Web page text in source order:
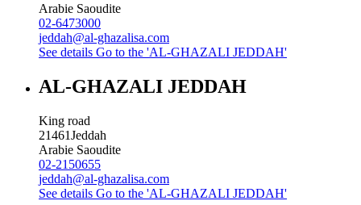
Arabie Saoudite
02-6473000
jeddah@al-ghazalisa.com
See details Go to the 'AL-GHAZALI JEDDAH'
AL-GHAZALI JEDDAH
King road
21461Jeddah
Arabie Saoudite
02-2150655
jeddah@al-ghazalisa.com
See details Go to the 'AL-GHAZALI JEDDAH'